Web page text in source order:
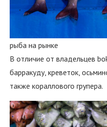
рыба на рынке
В отличие от владельцев
барракуду, креветок,
также кораллового групера.